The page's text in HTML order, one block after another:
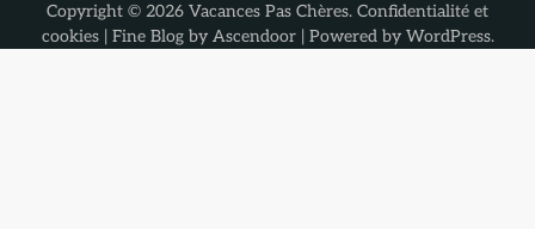
Copyright © 2026 Vacances Pas Chères. Confidentialité et
cookies| Fine Blog by Ascendoor| Powered by WordPress.